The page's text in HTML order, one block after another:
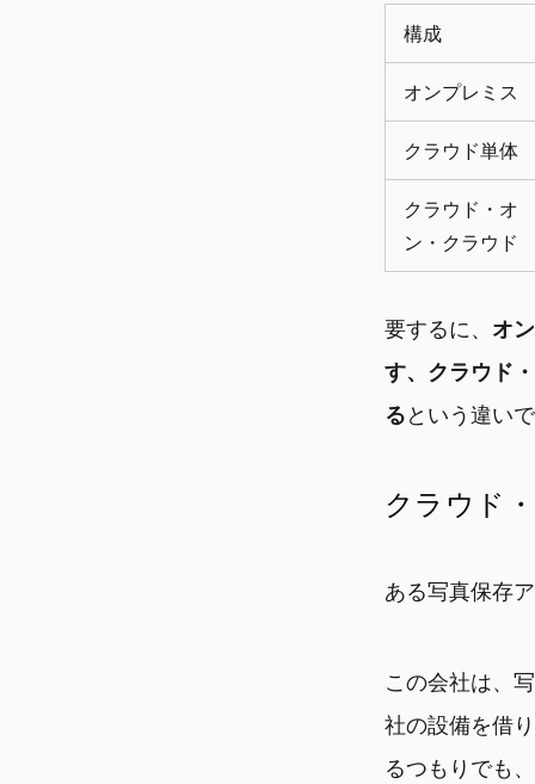
構成
オンプレミス
クラウド単体
クラウド・オ
ン・クラウド
要するに、 オ
す、クラウド
るという違い
クラウド
ある写真保存
この会社は、
社の設備を借
るつもりでも